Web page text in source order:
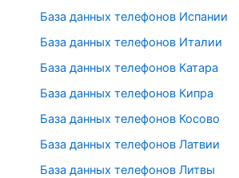
База данных телефонов Испании
База данных телефонов Италии
База данных телефонов Катара
База данных телефонов Кипра
База данных телефонов Косово
База данных телефонов Латвии
База данных телефонов Литвы